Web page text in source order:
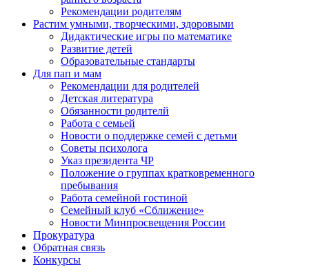
Рекомендации родителям
Растим умными, творческими, здоровыми
Дидактические игры по математике
Развитие детей
Образовательные стандарты
Для пап и мам
Рекомендации для родителей
Детская литература
Обязанности родителй
Работа с семьей
Новости о поддержке семей с детьми
Советы психолога
Указ президента ЧР
Положение о группах кратковременного
пребывания
Работа семейной гостиной
Семейный клуб «Сближение»
Новости Минпросвещения России
Прокуратура
Обратная связь
Конкурсы